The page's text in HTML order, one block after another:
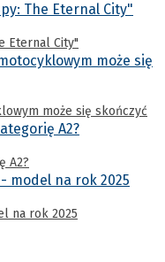
Eternal City"
może się skończyć
A2?
na rok 2025